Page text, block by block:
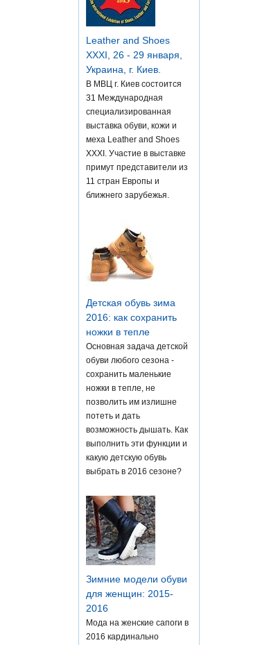
Leather and Shoes
XXXI, 26 - 29 января,
Украина, г. Киев.
В МВЦ г. Киев состоится
31 Международная
специализированная
выставка обуви, кожи и
меха Leather and Shoes
XXXI. Участие в выставке
примут представители из
11 стран Европы и
ближнего зарубежья.
Детская обувь зима
2016: как сохранить
ножки в тепле
Основная задача детской
обуви любого сезона -
сохранить маленькие
ножки в тепле, не
позволить им излишне
потеть и дать
возможность дышать. Как
выполнить эти функции и
какую детскую обувь
выбрать в 2016 сезоне?
Зимние модели обуви
для женщин: 2015-
2016
Мода на женские сапоги в
2016 кардинально